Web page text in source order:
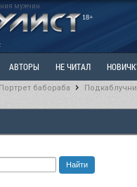
мужчин
18+
АВТОРЫ НЕ ЧИТАЛ
САНЧАС Ветка:
Портрет бабораба